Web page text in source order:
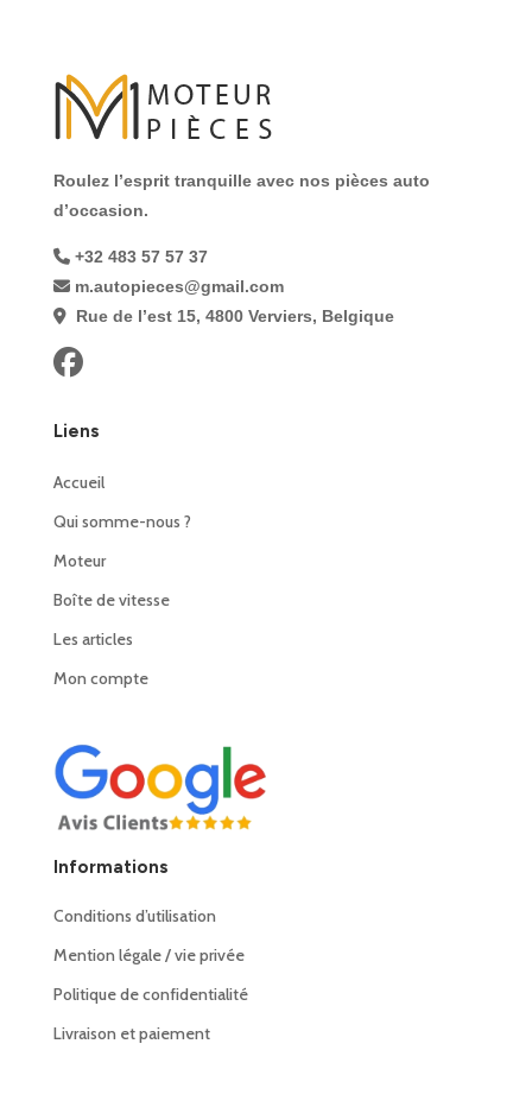
Roulez l’esprit tranquille avec nos pièces auto
d’occasion.
+32 483 57 57 37
m.autopieces@gmail.com
Rue de l’est 15, 4800 Verviers, Belgique
Liens
Accueil
Qui somme-nous ?
Moteur
Boîte de vitesse
Les articles
Mon compte
Informations
Conditions d’utilisation
Mention légale / vie privée
Politique de confidentialité
Livraison et paiement